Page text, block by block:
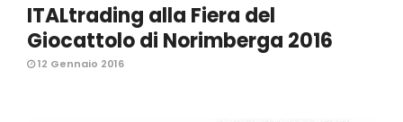
ITALtrading alla Fiera del
Giocattolo di Norimberga 2016
12 Gennaio 2016